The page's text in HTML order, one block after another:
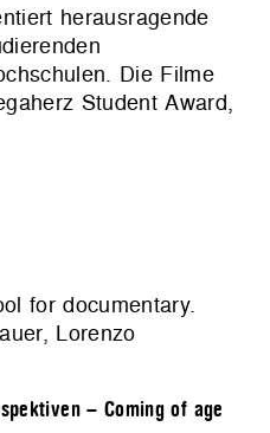
herausragende
Die Filme
Student Award,
for documentary.
Lorenzo
– Coming of age